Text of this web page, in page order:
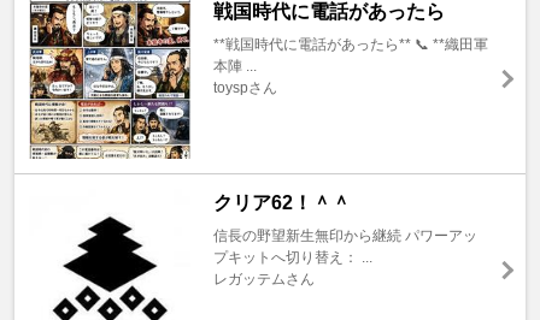
戦国時代に電話があったら
**戦国時代に電話があったら** 📞 **織田軍
本陣 ...
toyspさん
クリア62！＾＾
信長の野望新生無印から継続 パワーアッ
プキットへ切り替え： ...
レガッテムさん